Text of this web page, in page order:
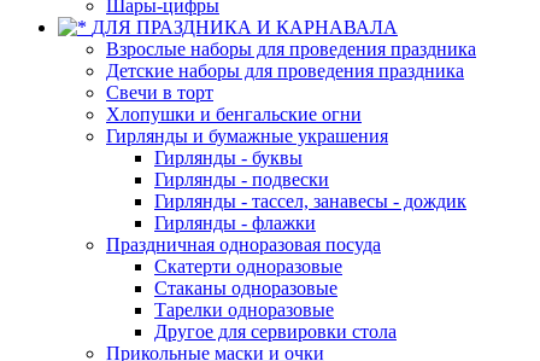
Шары-цифры
ДЛЯ ПРАЗДНИКА И КАРНАВАЛА
Взрослые наборы для проведения праздника
Детские наборы для проведения праздника
Свечи в торт
Хлопушки и бенгальские огни
Гирлянды и бумажные украшения
Гирлянды - буквы
Гирлянды - подвески
Гирлянды - тассел, занавесы - дождик
Гирлянды - флажки
Праздничная одноразовая посуда
Скатерти одноразовые
Стаканы одноразовые
Тарелки одноразовые
Другое для сервировки стола
Прикольные маски и очки